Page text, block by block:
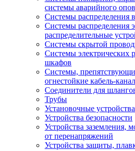
системы аварийного
Системы распределения
Системы распределения
распределительные
Системы скрытой
Системы электрических
шкафов
Системы,
огнестойкие кабель-
Соединители для
Трубы
Установочные
Устройства безопасности
Устройства заземления,
от перенапряжений
Устройства защиты,